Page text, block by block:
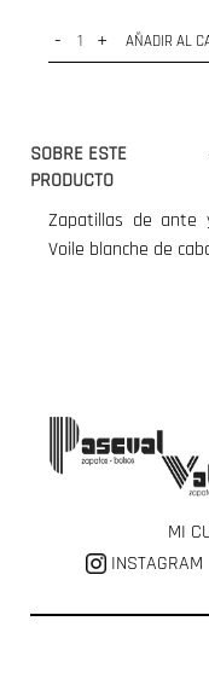
- + AÑADIR AL
SOBRE ESTE
PRODUCTO
Zapatillas de ante
Voile blanche de
MI
INSTAGRAM